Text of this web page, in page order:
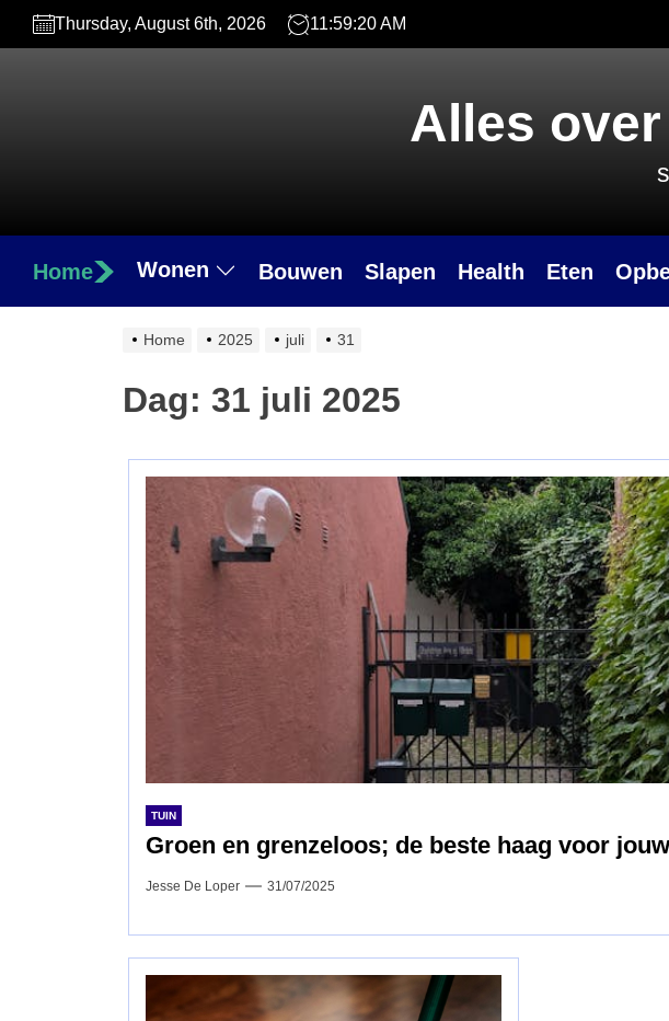
Skip
Thursday, August 6th, 2026 11:59:21 AM
Alles
Home Wonen Bouwen Slapen Health Eten
Home 2025 juli 31
Dag: 31 juli 2025
TUIN
Groen en grenzeloos; de beste haag voor
Jesse De Loper 31/07/2025